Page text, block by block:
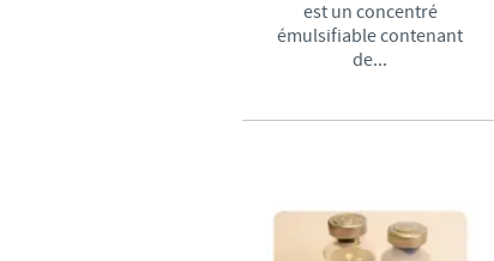
est un concentré
émulsifiable contenant
de...